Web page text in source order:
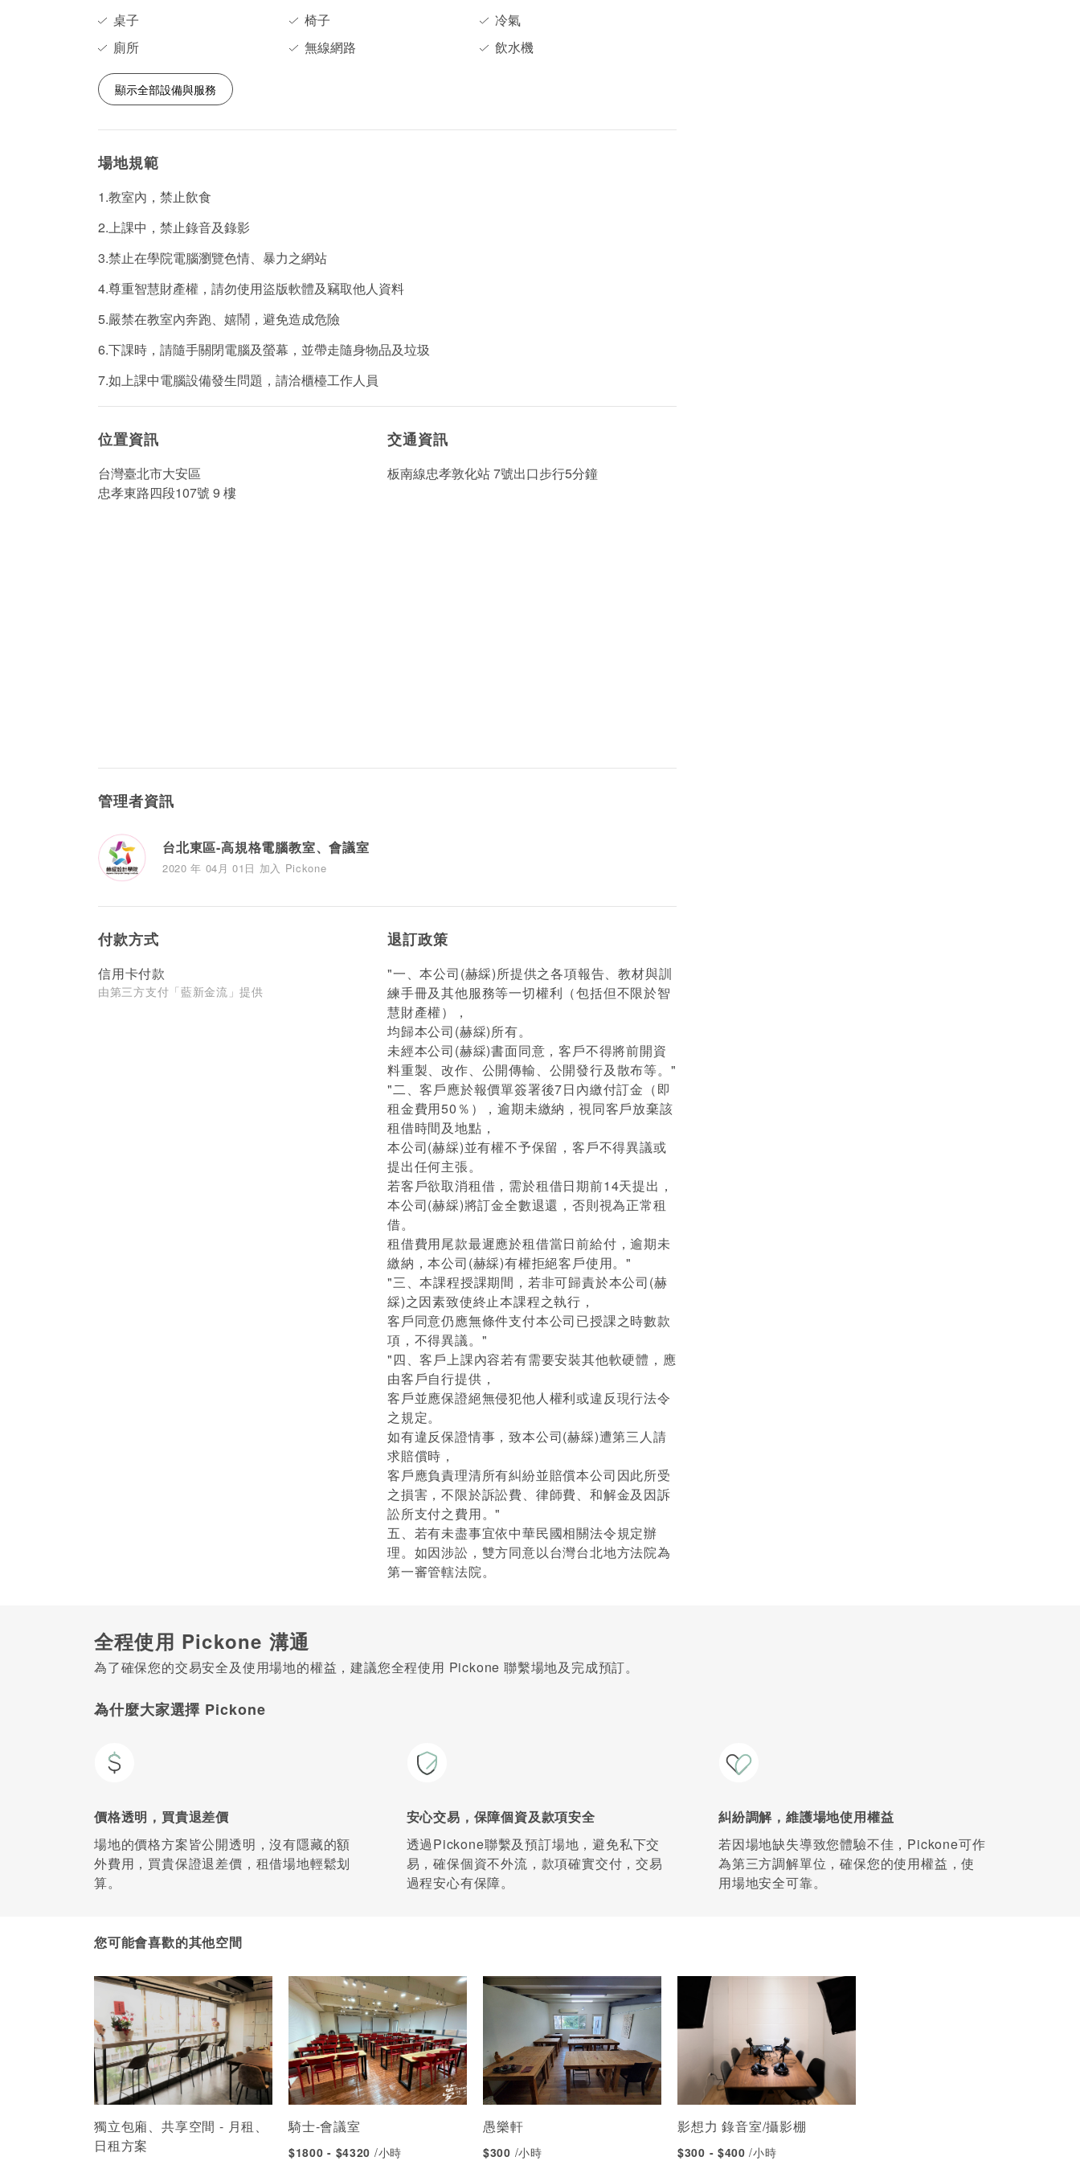
桌子 椅子
冷氣
廁所
無線網路 飲水機
顯示全部設備與服務
場地規範
1.教室內，禁止飲食
2.上課中，禁止錄音及錄影
3.禁止在學院電腦瀏覽色情、暴力之網站
4.尊重智慧財產權，請勿使用盜版軟體及竊取他人資料
5.嚴禁在教室內奔跑、嬉鬧，避免造成危險
6.下課時，請隨手關閉電腦及螢幕，並帶走隨身物品及垃圾
7.如上課中電腦設備發生問題，請洽櫃檯工作人員
位置資訊
台灣臺北市大安區
忠孝東路四段107號 9 樓
交通資訊
板南線忠孝敦化站 7號出口步行5分鐘
管理者資訊
台北東區-高規格電腦教室、會議室
2020 年 04月 01日 加入 Pickone
付款方式
信用卡付款
由第三方支付「藍新金流」提供
退訂政策
"一、本公司(赫綵)所提供之各項報告、教材與訓
練手冊及其他服務等一切權利（包括但不限於智
慧財產權），
均歸本公司(赫綵)所有。
未經本公司(赫綵)書面同意，客戶不得將前開資
料重製、改作、公開傳輸、公開發行及散布等。"
"二、客戶應於報價單簽署後7日內繳付訂金（即
租金費用50％），逾期未繳納，視同客戶放棄該
租借時間及地點，
本公司(赫綵)並有權不予保留，客戶不得異議或
提出任何主張。
若客戶欲取消租借，需於租借日期前14天提出，
本公司(赫綵)將訂金全數退還，否則視為正常租
借。
租借費用尾款最遲應於租借當日前給付，逾期未
繳納，本公司(赫綵)有權拒絕客戶使用。"
"三、本課程授課期間，若非可歸責於本公司(赫
綵)之因素致使終止本課程之執行，
客戶同意仍應無條件支付本公司已授課之時數款
項，不得異議。"
"四、客戶上課內容若有需要安裝其他軟硬體，應
由客戶自行提供，
客戶並應保證絕無侵犯他人權利或違反現行法令
之規定。
如有違反保證情事，致本公司(赫綵)遭第三人請
求賠償時，
客戶應負責理清所有糾紛並賠償本公司因此所受
之損害，不限於訴訟費、律師費、和解金及因訴
訟所支付之費用。"
五、若有未盡事宜依中華民國相關法令規定辦
理。如因涉訟，雙方同意以台灣台北地方法院為
第一審管轄法院。
全程使用 Pickone 溝通
為了確保您的交易安全及使用場地的權益，建議您全程使用 Pickone 聯繫場地及完成預訂。
為什麼大家選擇 Pickone
價格透明，買貴退差價
場地的價格方案皆公開透明，沒有隱藏的額
外費用，買貴保證退差價，租借場地輕鬆划
算。
安心交易，保障個資及款項安全
透過Pickone聯繫及預訂場地，避免私下交
易，確保個資不外流，款項確實交付，交易
過程安心有保障。
糾紛調解，維護場地使用權益
若因場地缺失導致您體驗不佳，Pickone可作
為第三方調解單位，確保您的使用權益，使
用場地安全可靠。
您可能會喜歡的其他空間
獨立包廂、共享空間 - 月租、
日租方案
騎士-會議室
$1800 - $4320 /小時
愚樂軒
$300 /小時
影想力 錄音室/攝影棚
$300 - $400/小時